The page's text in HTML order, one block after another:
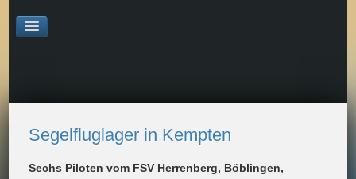
Segelfluglager in Kempten
Sechs Piloten vom FSV Herrenberg, Böblingen,